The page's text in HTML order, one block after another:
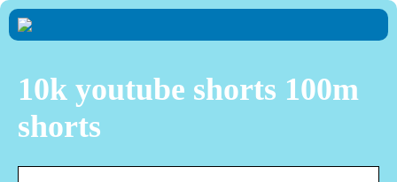
10k youtube shorts 100m
shorts